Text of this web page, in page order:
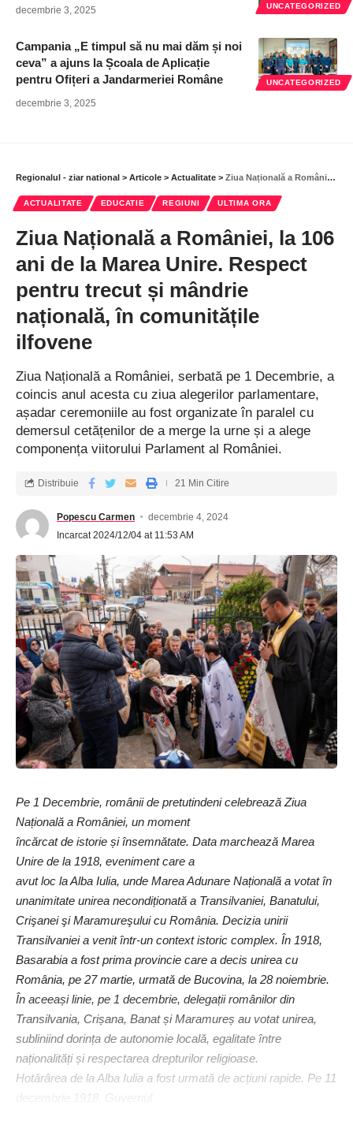
UNCATEGORIZED
decembrie 3, 2025
UNCATEGORIZED
Campania „E timpul să nu mai dăm și noi
ceva” a ajuns la Școala de Aplicație
pentru Ofițeri a Jandarmeriei Române
decembrie 3, 2025
Regionalul - ziar national > Articole > Actualitate > Ziua Națională a României, la 106 ani de la Marea Unire. Respect pentru trecut și mândrie națională, în comunitățile ilfovene
ACTUALITATE EDUCATIE REGIUNI ULTIMA ORA
Ziua Națională a României, la 106
ani de la Marea Unire. Respect
pentru trecut și mândrie
națională, în comunitățile
ilfovene
Ziua Națională a României, serbată pe 1 Decembrie, a
coincis anul acesta cu ziua alegerilor parlamentare,
așadar ceremoniile au fost organizate în paralel cu
demersul cetățenilor de a merge la urne și a alege
componența viitorului Parlament al României.
Popescu Carmen
decembrie 4, 2024
Incarcat 2024/12/04 at 11:53 AM
Distribuie 21 Min Citire
Pe 1 Decembrie, românii de pretutindeni celebrează Ziua
Națională a României, un moment
încărcat de istorie și însemnătate. Data marchează Marea
Unire de la 1918, eveniment care a
avut loc la Alba Iulia, unde Marea Adunare Națională a votat în
unanimitate unirea necondiționată a Transilvaniei, Banatului,
Crişanei şi Maramureşului cu România. Decizia unirii
Transilvaniei a venit într-un context istoric complex. În 1918,
Basarabia a fost prima provincie care a decis unirea cu
România, pe 27 martie, urmată de Bucovina, la 28 noiembrie.
În aceeași linie, pe 1 decembrie, delegații românilor din
Transilvania, Crișana, Banat și Maramureș au votat unirea,
subliniind dorința de autonomie locală, egalitate între
naționalități și respectarea drepturilor religioase.
Hotărârea de la Alba Iulia a fost urmată de acțiuni rapide. Pe 11
decembrie 1918, Guvernul